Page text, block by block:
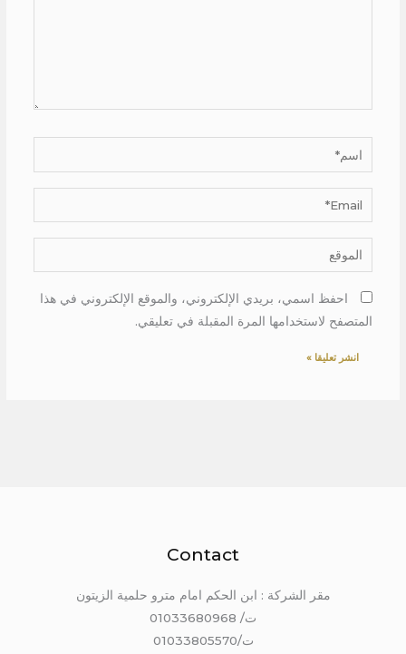
اسم*
Email*
الموقع
احفظ اسمي، بريدي الإلكتروني، والموقع الإلكتروني في هذا
المتصفح لاستخدامها المرة المقبلة في تعليقي.
Contact
مقر الشركة : ابن الحكم امام مترو حلمية الزيتون
ت/ 01033680968
ت/01033805570